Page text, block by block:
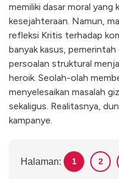
memiliki dasar moral yang
kesejahteraan. Namun,
refleksi Kritis terhadap
banyak kasus,
persoalan struktural
heroik. Seolah-olah
menyelesaikan masalah
sekaligus. Realitasnya,
kampanye.
Halaman: 1 2